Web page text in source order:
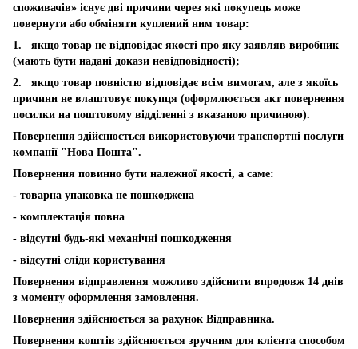
споживачів» існує дві причини через які покупець може
повернути або обміняти куплений ним товар:
1. якщо товар не відповідає якості про яку заявляв виробник
(мають бути надані докази невідповідності);
2. якщо товар повністю відповідає всім вимогам, але з якоїсь
причини не влаштовує покупця (оформлюється акт повернення
посилки на поштовому відділенні з вказаною причиною).
Повернення здійснюється використовуючи транспортні послуги
компанії "Нова Пошта".
Повернення повинно бути належної якості, а саме:
- товарна упаковка не пошкоджена
- комплектація повна
- відсутні будь-які механічні пошкодження
- відсутні сліди користування
Повернення відправлення можливо здійснити впродовж 14 днів
з моменту оформлення замовлення.
Повернення здійснюється за рахунок Відправника.
Повернення коштів здійснюється зручним для клієнта способом